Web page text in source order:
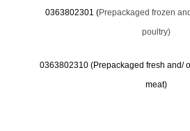
0363802301 (Prepackaged frozen
poultry)
0363802310 (Prepackaged fresh and/
meat)